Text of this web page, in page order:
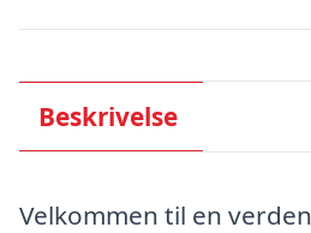
Beskrivelse
Velkommen til en